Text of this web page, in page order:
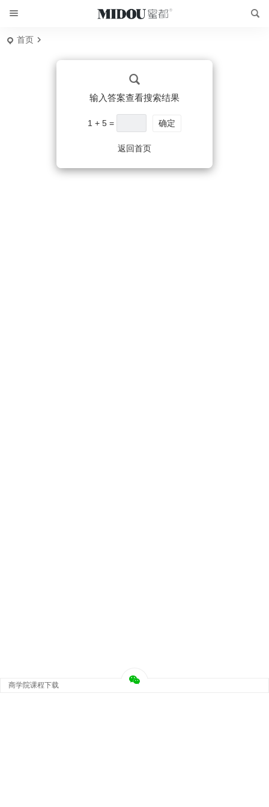
首页
输入答案查看搜索结果
1 + 5 = 确定
返回首页
商学院课程下载